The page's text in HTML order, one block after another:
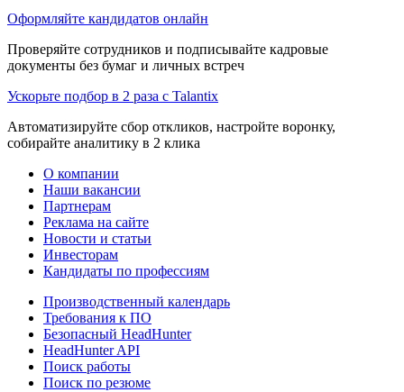
Оформляйте кандидатов онлайн
Проверяйте сотрудников и подписывайте кадровые
документы без бумаг и личных встреч
Ускорьте подбор в 2 раза с Talantix
Автоматизируйте сбор откликов, настройте воронку,
собирайте аналитику в 2 клика
О компании
Наши вакансии
Партнерам
Реклама на сайте
Новости и статьи
Инвесторам
Кандидаты по профессиям
Производственный календарь
Требования к ПО
Безопасный HeadHunter
HeadHunter API
Поиск работы
Поиск по резюме